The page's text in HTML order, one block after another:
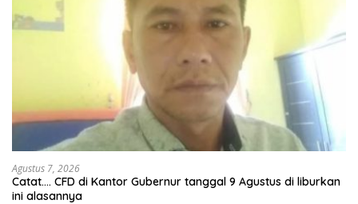
Agustus 7, 2026
Catat…. CFD di Kantor Gubernur tanggal 9 Agustus di liburkan
ini alasannya